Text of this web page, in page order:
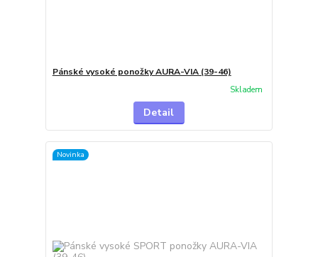
Pánské vysoké ponožky AURA-VIA (39-46)
Skladem
Detail
Novinka